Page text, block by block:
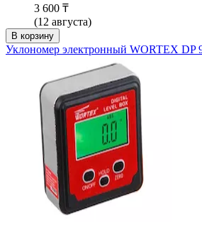
3 600 ₸
(12 августа)
В корзину
Уклономер электронный WORTEX DP